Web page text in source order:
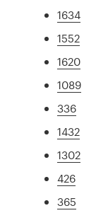
1634
1552
1620
1089
336
1432
1302
426
365